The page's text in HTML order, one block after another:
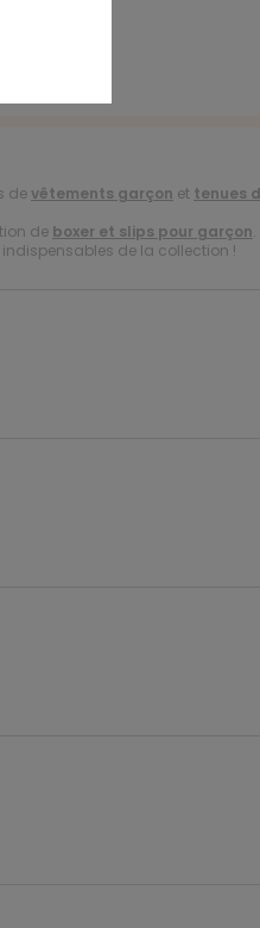
devêtements garçon et tenues
de boxer et slips pour garçon
de la collection !